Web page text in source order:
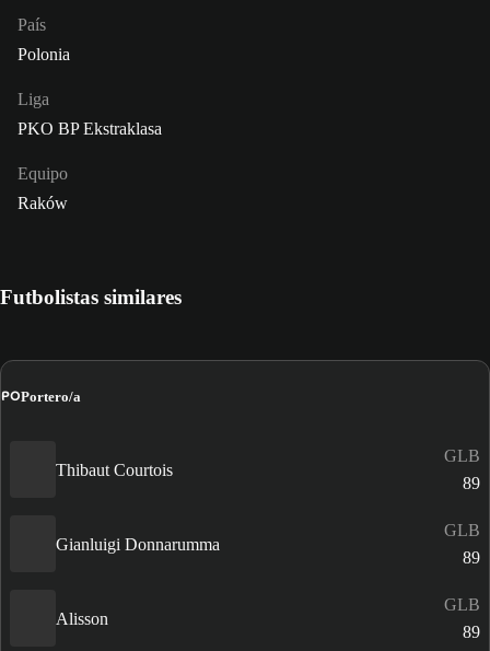
País
Polonia
Liga
PKO BP Ekstraklasa
Equipo
Raków
Futbolistas similares
POPortero/a
Thibaut Courtois
GLB
89
Gianluigi Donnarumma
GLB
89
Alisson
GLB
89